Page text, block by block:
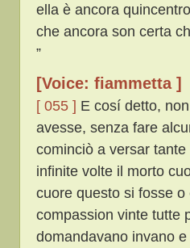
ella è ancora
che ancora son certa
”
[Voice: fiammetta ]
[ 055 ] E cosí detto,
avesse, senza fare
cominciò a versar
infinite volte il morto
cuore questo si fosse
compassion vinte tutte
domandavano invano